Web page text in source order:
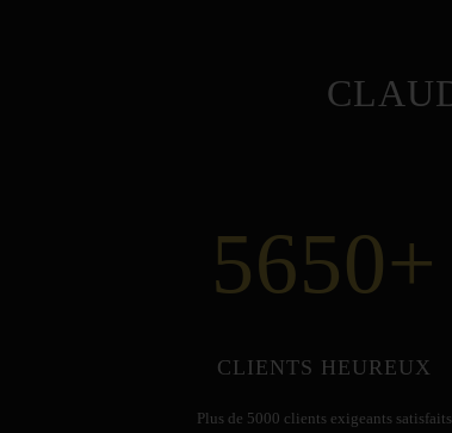
5650+
CLIENTS HEUREUX
Plus de 5000 clients exigeants satisfaits